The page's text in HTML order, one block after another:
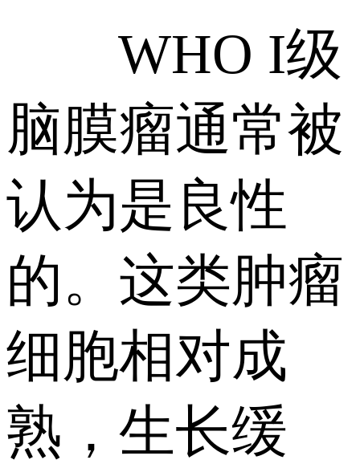
WHO I级
脑膜瘤通常被
认为是良性
的。这类肿瘤
细胞相对成
熟，生长缓